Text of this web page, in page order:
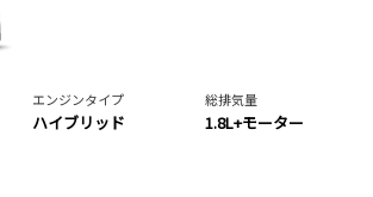
エンジンタイプ
ハイブリッド
総排気量
1.8L+モーター